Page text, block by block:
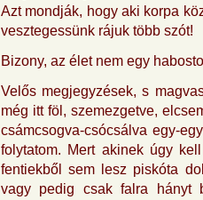
Azt mondják, hogy aki korpa
vesztegessünk rájuk több szót!
Bizony, az élet nem egy
Velős megjegyzések, s
még itt föl, szemezgetve,
csámcsogva-csócsálva egy-
folytatom. Mert akinek úgy
fentiekből sem lesz piskóta
vagy pedig csak falra hányt